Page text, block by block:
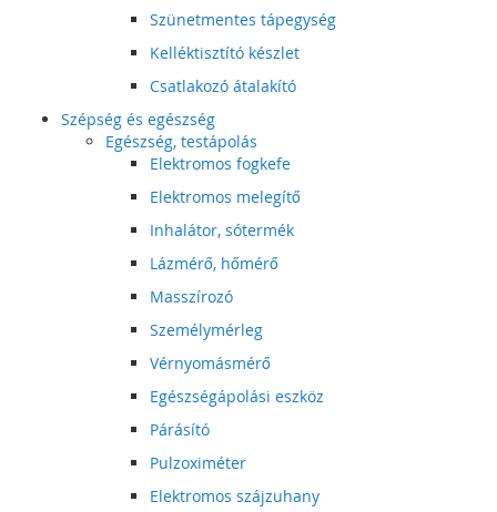
Szünetmentes tápegység
Kelléktisztító készlet
Csatlakozó átalakító
Szépség és egészség
Egészség, testápolás
Elektromos fogkefe
Elektromos melegítő
Inhalátor, sótermék
Lázmérő, hőmérő
Masszírozó
Személymérleg
Vérnyomásmérő
Egészségápolási eszköz
Párásító
Pulzoximéter
Elektromos szájzuhany